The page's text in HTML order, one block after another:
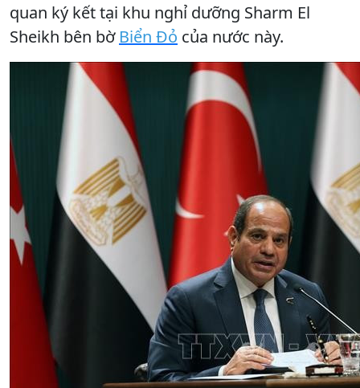
quan ký kết tại khu nghỉ dưỡng Sharm El
Sheikh bên bờ Biển Đỏ của nước này.